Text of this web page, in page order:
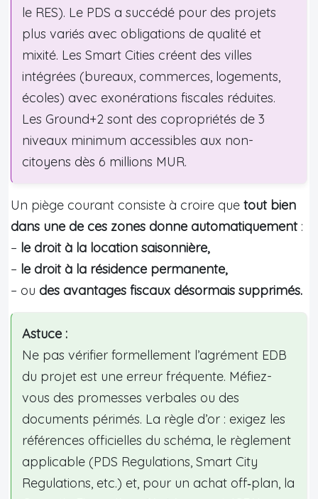
le RES). Le PDS a succédé pour des projets
plus variés avec obligations de qualité et
mixité. Les Smart Cities créent des villes
intégrées (bureaux, commerces, logements,
écoles) avec exonérations fiscales réduites.
Les Ground+2 sont des copropriétés de 3
niveaux minimum accessibles aux non-
citoyens dès 6 millions MUR.
Un piège courant consiste à croire que tout bien
dans une de ces zones donne automatiquement:
– le droit à la location saisonnière,
– le droit à la résidence permanente,
– ou des avantages fiscaux désormais supprimés.
Astuce :
Ne pas vérifier formellement l’agrément EDB
du projet est une erreur fréquente. Méfiez-
vous des promesses verbales ou des
documents périmés. La règle d’or : exigez les
références officielles du schéma, le règlement
applicable (PDS Regulations, Smart City
Regulations, etc.) et, pour un achat off‑plan, la